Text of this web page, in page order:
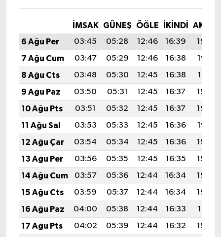
İMSAK GÜNEŞ ÖĞLE İKINDI
6 Ağu Per
03:45 05:28 12:46 16:39
19:54
7 Ağu Cum
03:47 05:29 12:46 16:38
19:53
8 Ağu Cts
03:48 05:30 12:45 16:38
19:51
9 Ağu Paz
03:50 05:31 12:45 16:37
19:50
10 Ağu Pts
03:51 05:32 12:45 16:37
19:49
11 Ağu Sal
03:53 05:33 12:45 16:36
19:47
12 Ağu Çar
03:54 05:34 12:45 16:36
19:46
13 Ağu Per
03:56 05:35 12:45 16:35
19:45
14 Ağu Cum
03:57 05:36 12:44 16:34
19:43
15 Ağu Cts
03:59 05:37 12:44 16:34
19:42
16 Ağu Paz
04:00 05:38 12:44 16:33
19:41
17 Ağu Pts
04:02 05:39 12:44 16:32
19:39